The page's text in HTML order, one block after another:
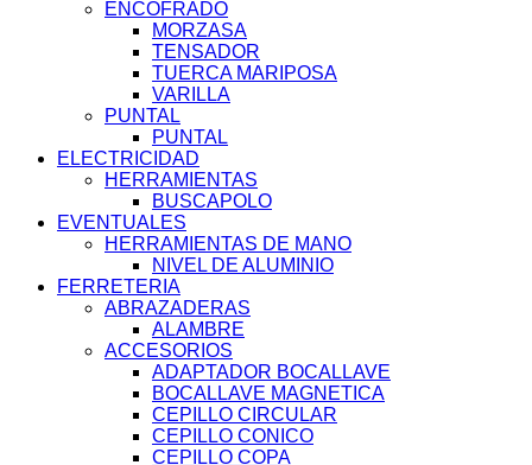
ENCOFRADO
MORZASA
TENSADOR
TUERCA MARIPOSA
VARILLA
PUNTAL
PUNTAL
ELECTRICIDAD
HERRAMIENTAS
BUSCAPOLO
EVENTUALES
HERRAMIENTAS DE MANO
NIVEL DE ALUMINIO
FERRETERIA
ABRAZADERAS
ALAMBRE
ACCESORIOS
ADAPTADOR BOCALLAVE
BOCALLAVE MAGNETICA
CEPILLO CIRCULAR
CEPILLO CONICO
CEPILLO COPA